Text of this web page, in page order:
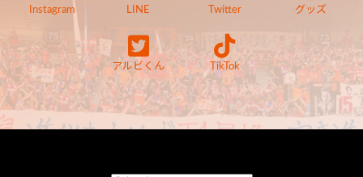
Instagram LINE Twitter グッズ
アルビくん TikTok